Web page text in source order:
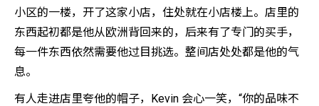
小区的一楼，开了这家小店，住处就在小店楼上。店里的
东西起初都是他从欧洲背回来的，后来有了专门的买手，
每一件东西依然需要他过目挑选。整间店处处都是他的气
息。
有人走进店里夸他的帽子，Kevin 会心一笑，“你的品味不